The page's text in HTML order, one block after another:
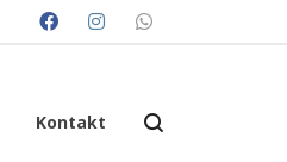
Kontakt